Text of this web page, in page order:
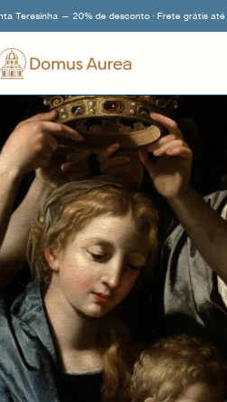
Teresinha — 20% de desconto · Frete grátis